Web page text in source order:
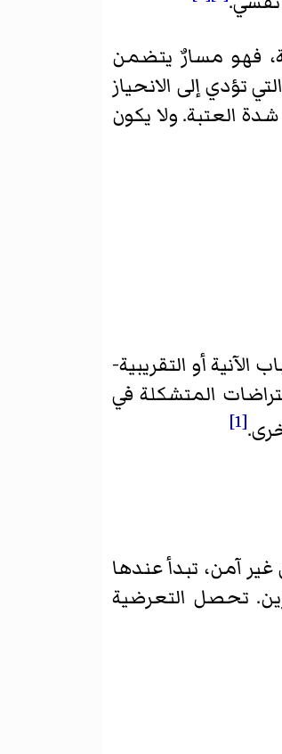
فهو مسارٌ يتضمن
تؤدي إلى الانحياز
العتبة. ولا يكون
أو التقريبية-
المتشكلة في
[1]
آمن، تبدأ عندها
تحصل التعرضية